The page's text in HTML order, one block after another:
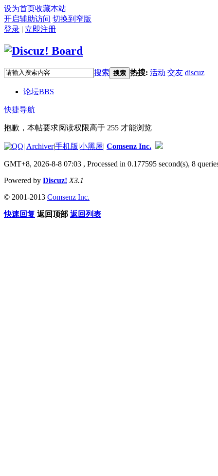
设为首页收藏本站
开启辅助访问 切换到窄版
登录 | 立即注册
搜索 搜索 热搜: 活动 交友 discuz
论坛BBS
快捷导航
抱歉，本帖要求阅读权限高于 255 才能浏览
| Archiver|手机版|小黑屋| Comsenz Inc.
GMT+8, 2026-8-8 07:03 , Processed in 0.177595 second(s), 8
Powered by Discuz! X3.1
© 2001-2013 Comsenz Inc.
快速回复 返回顶部 返回列表